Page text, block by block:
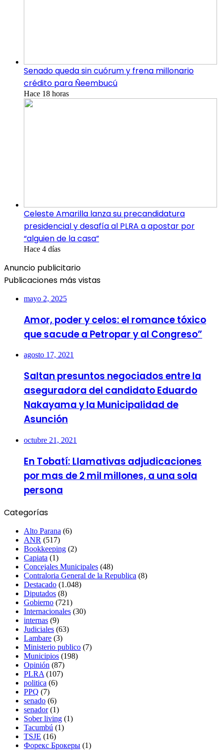
Senado queda sin cuórum y frena millonario
crédito para Ñeembucú
Hace 18 horas
Celeste Amarilla lanza su precandidatura
presidencial y desafía al PLRA a apostar por
“alguien de la casa”
Hace 4 días
Anuncio publicitario
Publicaciones más vistas
mayo 2, 2025
Amor, poder y celos: el romance tóxico
que sacude a Petropar y al Congreso”
agosto 17, 2021
Saltan presuntos negociados entre la
aseguradora del candidato Eduardo
Nakayama y la Municipalidad de
Asunción
octubre 21, 2021
En Tobatí: Llamativas adjudicaciones
por mas de 2 mil millones, a una sola
persona
Categorías
Alto Parana (6)
ANR (517)
Bookkeeping (2)
Capiata (1)
Concejales Municipales (48)
Contraloria General de la Republica (8)
Destacado (1.048)
Diputados (8)
Gobierno (721)
Internacionales (30)
internas (9)
Judiciales (63)
Lambare (3)
Ministerio publico (7)
Municipios (198)
Opinión (87)
PLRA (107)
politica (6)
PPQ (7)
senado (6)
senador(1)
Sober living (1)
Tacumbú (1)
TSJE (16)
Форекс Брокеры (1)